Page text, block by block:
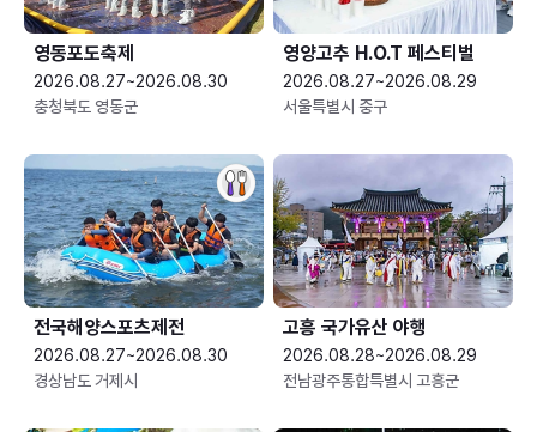
영동포도축제
2026.08.27~2026.08.30
충청북도 영동군
영양고추 H.O.T 페스티벌
2026.08.27~2026.08.29
서울특별시 중구
전국해양스포츠제전
2026.08.27~2026.08.30
경상남도 거제시
고흥 국가유산 야행
2026.08.28~2026.08.29
전남광주통합특별시 고흥군